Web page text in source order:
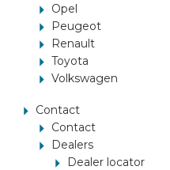
Opel
Peugeot
Renault
Toyota
Volkswagen
Contact
Contact
Dealers
Dealer locator